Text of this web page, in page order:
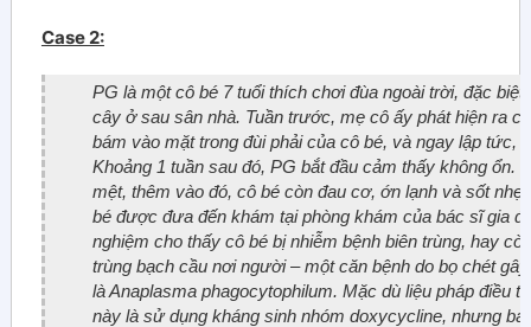
Case 2:
PG là một cô bé 7 tuổi thích chơi đùa ngoài trời, đặc
cây ở sau sân nhà. Tuần trước, mẹ cô ấy phát hiện ra
bám vào mặt trong đùi phải của cô bé, và ngay lập tức,
Khoảng 1 tuần sau đó, PG bắt đầu cảm thấy không ổn.
mệt, thêm vào đó, cô bé còn đau cơ, ớn lạnh và sốt nhẹ
bé được đưa đến khám tại phòng khám của bác sĩ gia
nghiệm cho thấy cô bé bị nhiễm bệnh biên trùng, hay
trùng bạch cầu nơi người – một căn bệnh do bọ chét
làAnaplasma phagocytophilum. Mặc dù liệu pháp điều
này là sử dụng kháng sinh nhóm doxycycline, nhưng